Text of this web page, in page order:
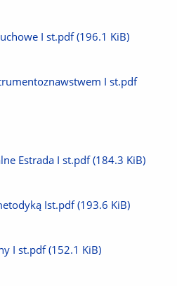
I st.pdf (196.1 KiB)
I st.pdf
Estrada I st.pdf (184.3 KiB)
Ist.pdf(193.6 KiB)
I st.pdf (152.1 KiB)